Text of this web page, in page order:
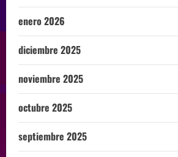
enero 2026
diciembre 2025
noviembre 2025
octubre 2025
septiembre 2025